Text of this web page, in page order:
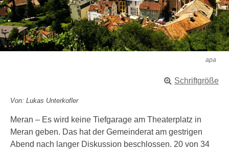
apa
Schriftgröße
Von: Lukas Unterkofler
Meran – Es wird keine Tiefgarage am Theaterplatz in
Meran geben. Das hat der Gemeinderat am gestrigen
Abend nach langer Diskussion beschlossen. 20 von 34